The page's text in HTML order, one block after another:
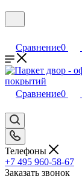
Сравнение0
Сравнение0
Телефоны
+7 495 960-58-67
Заказать звонок